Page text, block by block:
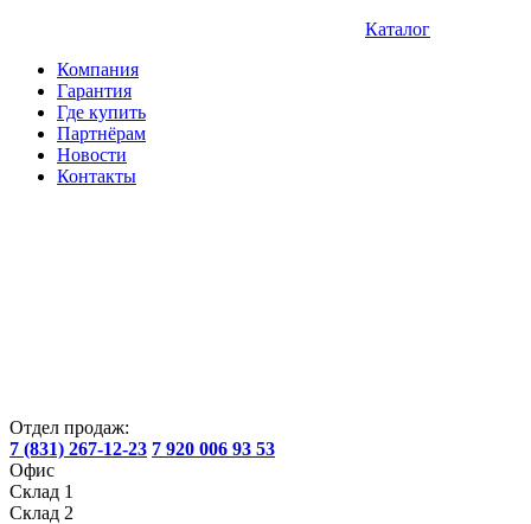
Каталог
Компания
Гарантия
Где купить
Партнёрам
Новости
Контакты
Отдел продаж:
7 (831) 267-12-23 7 920 006 93 53
Офис
Склад 1
Склад 2